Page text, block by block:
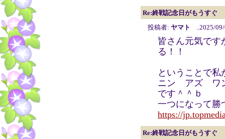
Re:終戦記念日がもうすぐ
投稿者: ヤマト ..2025/09/
皆さん元気です
る！！
ということで
ニン アズ ワン
です＾＾ｂ
一つになって勝
https://
Re:終戦記念日がもうすぐ